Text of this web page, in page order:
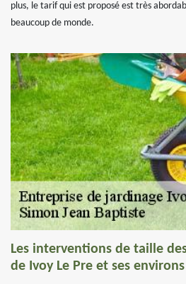
plus, le tarif qui est proposé est très
beaucoup de monde.
Les interventions de taille
de Ivoy Le Pre et ses environs